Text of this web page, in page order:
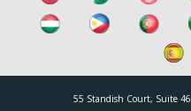
55 Standish Court, Suite